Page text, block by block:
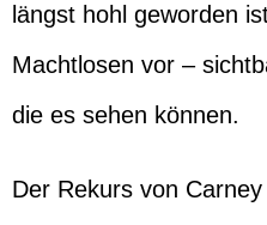
längst hohl geworden
Machtlosen vor –
die es sehen können.
Der Rekurs von